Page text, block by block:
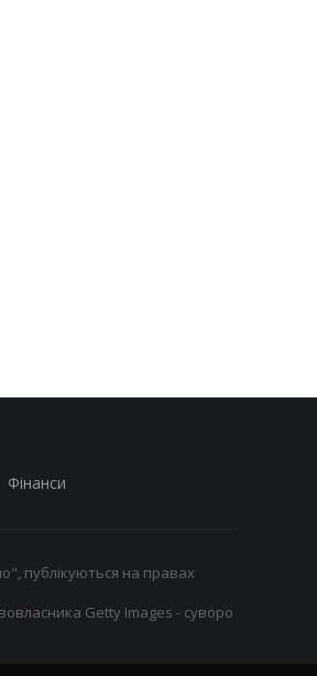
Фінанси
публікуються на правах
Getty Images - суворо